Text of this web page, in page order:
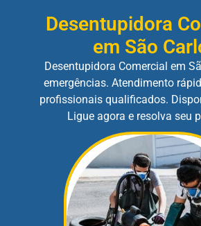
Desentupidora
em São
Desentupidora Comercial em
emergências. Atendimento
profissionais qualificados.
Ligue agora e resolva seu